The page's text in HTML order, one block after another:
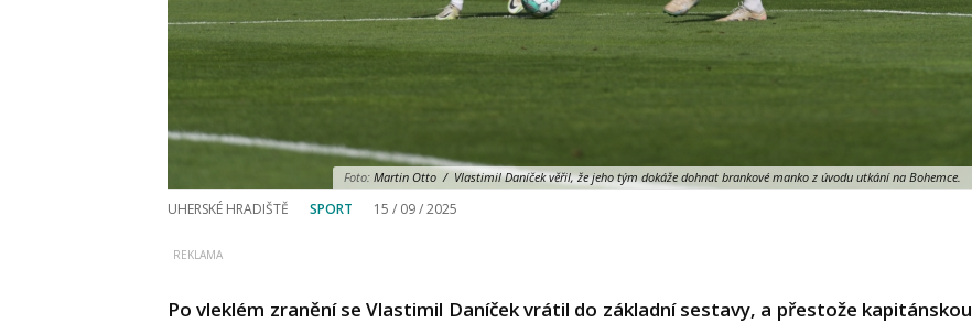
Foto: Martin Otto / Vlastimil Daníček věřil, že jeho tým dokáže dohnat brankové manko z úvodu utkání na Bohemce.
UHERSKÉ HRADIŠTĚ SPORT 15 / 09 / 2025
Po vleklém zranění se Vlastimil Daníček vrátil do základní sestavy, a přestože kapitánskou